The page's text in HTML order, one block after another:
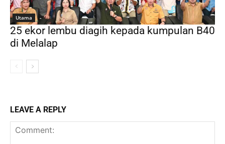
Utama
25 ekor lembu diagih kepada kumpulan B40
di Melalap
LEAVE A REPLY